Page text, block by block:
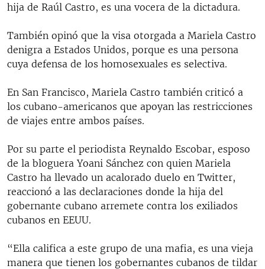
hija de Raúl Castro, es una vocera de la dictadura.
También opinó que la visa otorgada a Mariela Castro
denigra a Estados Unidos, porque es una persona
cuya defensa de los homosexuales es selectiva.
En San Francisco, Mariela Castro también criticó a
los cubano-americanos que apoyan las restricciones
de viajes entre ambos países.
Por su parte el periodista Reynaldo Escobar, esposo
de la bloguera Yoani Sánchez con quien Mariela
Castro ha llevado un acalorado duelo en Twitter,
reaccionó a las declaraciones donde la hija del
gobernante cubano arremete contra los exiliados
cubanos en EEUU.
“Ella califica a este grupo de una mafia, es una vieja
manera que tienen los gobernantes cubanos de tildar